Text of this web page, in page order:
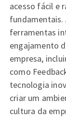
acesso fácil e
fundamentais.
ferramentas
engajamento
empresa,
como
tecnologia
criar um
cultura da